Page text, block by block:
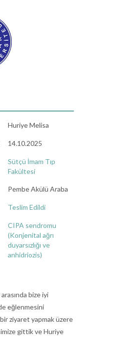
Huriye Melisa
14.10.2025
Sütçü İmam Tıp
Fakültesi
Pembe Akülü Araba
Teslim Edildi
CIPA sendromu
(Konjenital ağrı
duyarsızlığı ve
anhidriozis)
bize iyi
eğlenmesini
ziyaret yapmak üzere
gittik ve Huriye